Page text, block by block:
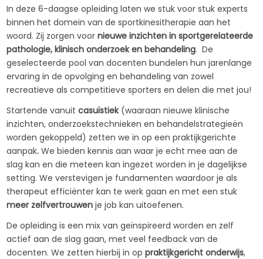
In deze 6-daagse opleiding laten we stuk voor stuk experts
binnen het domein van de sportkinesitherapie aan het
woord. Zij zorgen voornieuwe inzichten in sportgerelateerde
pathologie, klinisch onderzoek en behandeling. De
geselecteerde pool van docenten bundelen hun jarenlange
ervaring in de opvolging en behandeling van zowel
recreatieve als competitieve sporters en delen die met jou!
Startende vanuitcasuïstiek (waaraan nieuwe klinische
inzichten, onderzoekstechnieken en behandelstrategieën
worden gekoppeld) zetten we in op een praktijkgerichte
aanpak. We bieden kennis aan waar je echt mee aan de
slag kan en die meteen kan ingezet worden in je dagelijkse
setting. We verstevigen je fundamenten waardoor je als
therapeut efficiënter kan te werk gaan en met een stuk
meer zelfvertrouwen je job kan uitoefenen.
De opleiding is een mix van geïnspireerd worden en zelf
actief aan de slag gaan, met veel feedback van de
docenten. We zetten hierbij in oppraktijkgericht onderwijs,